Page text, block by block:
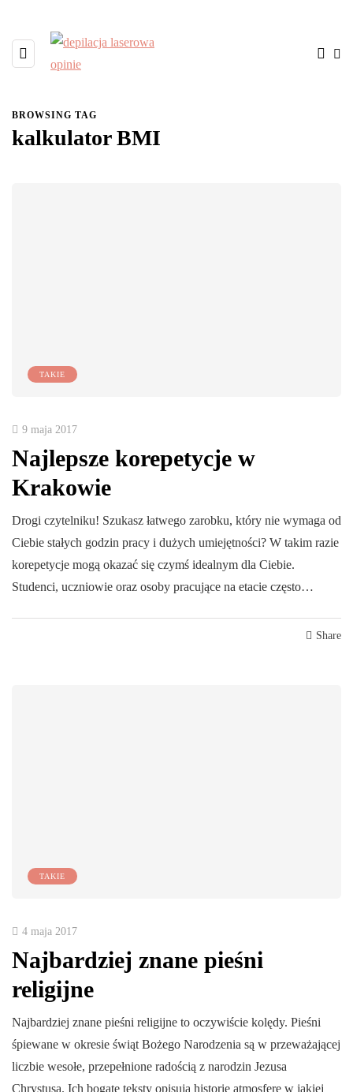
BROWSING TAG
kalkulator BMI
TAKIE
9 maja 2017
Najlepsze korepetycje w
Krakowie
Drogi czytelniku! Szukasz łatwego zarobku, który nie wymaga od
Ciebie stałych godzin pracy i dużych umiejętności? W takim razie
korepetycje mogą okazać się czymś idealnym dla Ciebie.
Studenci, uczniowie oraz osoby pracujące na etacie często…
Share
TAKIE
4 maja 2017
Najbardziej znane pieśni
religijne
Najbardziej znane pieśni religijne to oczywiście kolędy. Pieśni
śpiewane w okresie świąt Bożego Narodzenia są w przeważającej
liczbie wesołe, przepełnione radością z narodzin Jezusa
Chrystusa. Ich bogate teksty opisują historię atmosferę w jakiej